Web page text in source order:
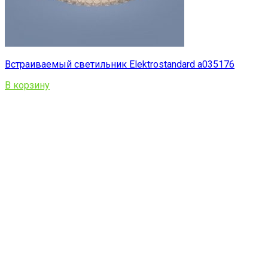
Встраиваемый светильник Elektrostandard a035176
В корзину